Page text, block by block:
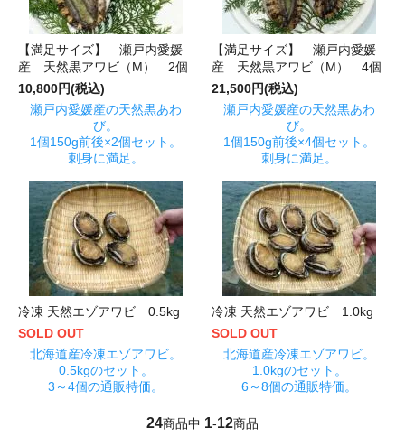
【満足サイズ】 瀬戸内愛媛
産 天然黒アワビ（M） 2個
10,800円(税込)
瀬戸内愛媛産の天然黒あわ
び。
1個150g前後×2個セット。
刺身に満足。
【満足サイズ】 瀬戸内愛媛
産 天然黒アワビ（M） 4個
21,500円(税込)
瀬戸内愛媛産の天然黒あわ
び。
1個150g前後×4個セット。
刺身に満足。
冷凍 天然エゾアワビ 0.5kg
SOLD OUT
北海道産冷凍エゾアワビ。
0.5kgのセット。
3～4個の通販特価。
冷凍 天然エゾアワビ 1.0kg
SOLD OUT
北海道産冷凍エゾアワビ。
1.0kgのセット。
6～8個の通販特価。
24商品中 1-12商品